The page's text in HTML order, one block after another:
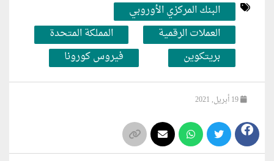
البنك المركزي الأوروبي
العملات الرقمية
المملكة المتحدة
بريتكوين
فيروس كورونا